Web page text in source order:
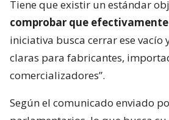
Tiene que existir un estándar
comprobar que efectivamente
iniciativa busca cerrar ese vacío
claras para fabricantes,
comercializadores”.
Según el comunicado enviado